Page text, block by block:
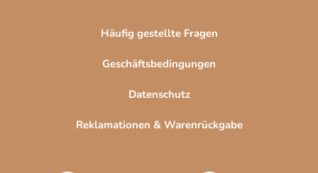
Häufig gestellte Fragen
Geschäftsbedingungen
Datenschutz
Reklamationen & Warenrückgabe